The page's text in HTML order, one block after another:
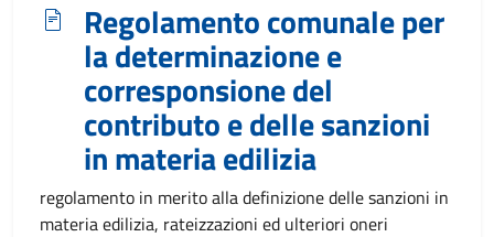
Regolamento comunale per
la determinazione e
corresponsione del
contributo e delle sanzioni
in materia edilizia
regolamento in merito alla definizione delle sanzioni in
materia edilizia, rateizzazioni ed ulteriori oneri